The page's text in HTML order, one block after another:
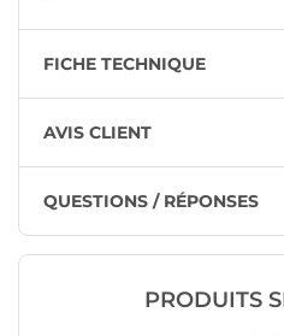
FICHE TECHNIQUE
AVIS CLIENT
QUESTIONS / RÉPONSES
PRODUITS